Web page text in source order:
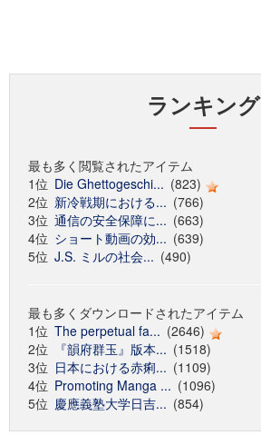
ランキング
最も多く閲覧されたアイテム
1位 Die Ghettogeschi... (823)
2位 新冷戦期における... (766)
3位 通信の安全保障に... (663)
4位 ショート動画の効... (639)
5位 J.S. ミルの社会... (490)
最も多くダウンロードされたアイテム
1位 The perpetual fa... (2646)
2位
『韻府群玉』版本... (1518)
3位 日本における赤痢... (1109)
4位 Promoting Manga ... (1096)
5位 慶應義塾大学日吉... (854)